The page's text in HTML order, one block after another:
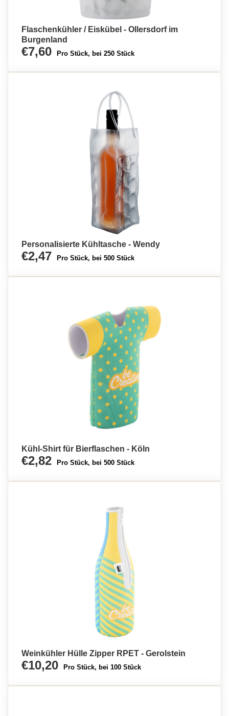
Flaschenkühler / Eiskübel - Ollersdorf im
Burgenland
€7,60 Pro Stück, bei 250 Stück
Personalisierte Kühltasche - Wendy
€2,47 Pro Stück, bei 500 Stück
Kühl-Shirt für Bierflaschen - Köln
€2,82 Pro Stück, bei 500 Stück
Weinkühler Hülle Zipper RPET - Gerolstein
€10,20 Pro Stück, bei 100 Stück